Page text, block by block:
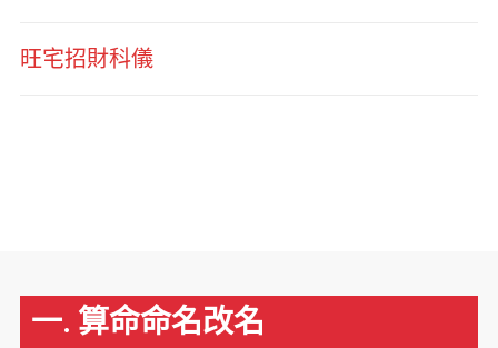
旺宅招財科儀
一. 算命命名改名